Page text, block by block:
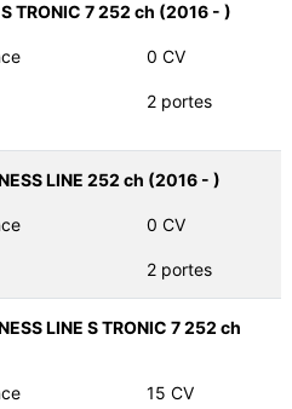
TRONIC 7 252 ch (2016 - )
0 CV
2 portes
LINE 252 ch (2016 - )
0 CV
2 portes
LINE S TRONIC 7 252 ch
15 CV